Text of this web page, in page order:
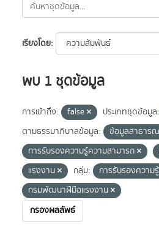
เรียงโดย
พบ 1 ชุดข้อมูล
การเข้าถึง: false ประเภทชุดข้อมูล:
ตามธรรมาภิบาลข้อมูล:
ข้อมูลสาธาร
การรับรองความรู้ความสามารถ
แรงงาน
กลุ่ม: การรับรองความ
กรมพัฒนาฝีมือแรงงาน
กรองผลลัพธ์